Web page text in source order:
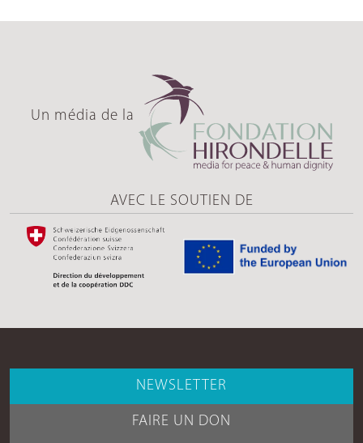
Un média de la
AVEC LE SOUTIEN DE
NEWSLETTER
FAIRE UN DON